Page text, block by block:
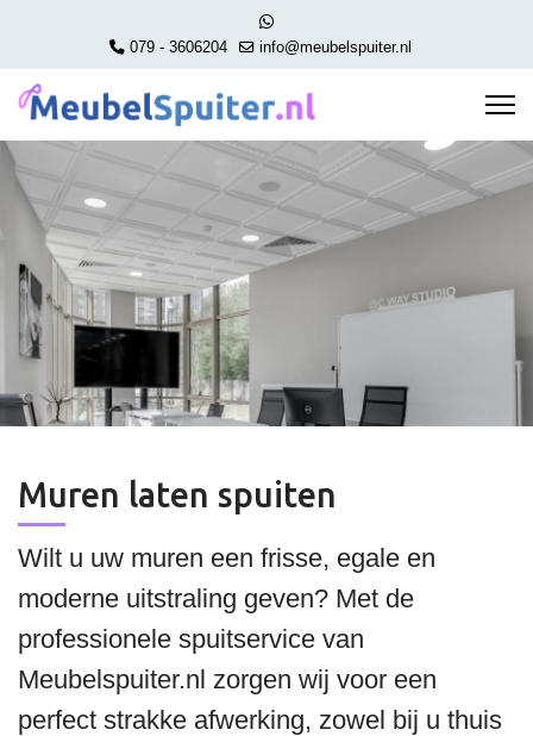
079 - 3606204 info@meubelspuiter.nl
Muren laten spuiten
Wilt u uw muren een frisse, egale en
moderne uitstraling geven? Met de
professionele spuitservice van
Meubelspuiter.nl zorgen wij voor een
perfect strakke afwerking, zowel bij u thuis